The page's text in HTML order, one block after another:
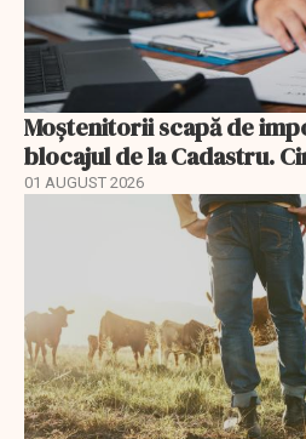
Moștenitorii scapă de
blocajul de la Cadastru.
01 AUGUST 2026